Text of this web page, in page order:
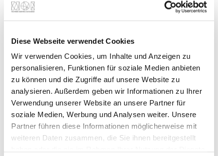
Diese Webseite verwendet Cookies
Wir verwenden Cookies, um Inhalte und Anzeigen zu
personalisieren, Funktionen für soziale Medien anbieten
zu können und die Zugriffe auf unsere Website zu
analysieren. Außerdem geben wir Informationen zu Ihrer
Verwendung unserer Website an unsere Partner für
soziale Medien, Werbung und Analysen weiter. Unsere
Partner führen diese Informationen möglicherweise mit
weiteren Daten zusammen, die Sie ihnen bereitgestellt
Hier findest du alle wichtigen Informationen zu
damit du immer weißt, wo du bist und wie du
Campus interaktiv erleben